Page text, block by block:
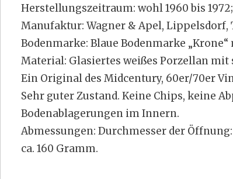
Herstellungszeitraum: wohl 1960 bis
Manufaktur: Wagner & Apel, Lippelsdorf,
Bodenmarke: Blaue Bodenmarke
Material: Glasiertes weißes Porzellan mit
Ein Original des Midcentury, 60er/70er
Sehr guter Zustand. Keine Chips, keine
Bodenablagerungen im Innern.
Abmessungen: Durchmesser der Öffnung:
ca. 160 Gramm.